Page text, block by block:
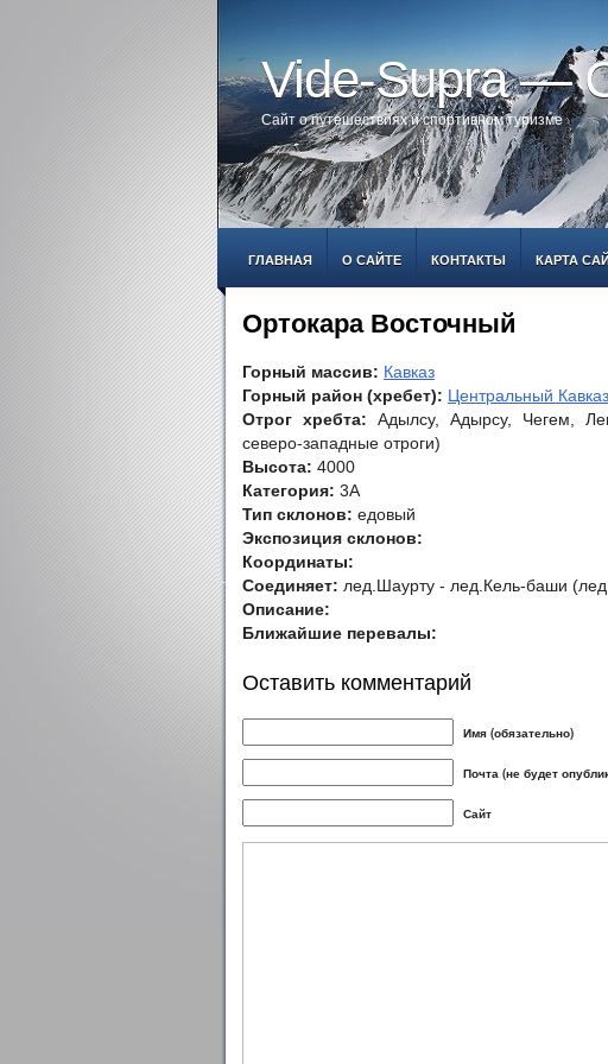
Vide-Supra —
Сайт о путешествиях и спортивном туризме
ГЛАВНАЯ О САЙТЕ КОНТАКТЫ КАРТА
Ортокара Восточный
Горный массив: Кавказ
Горный район (хребет): Центральный Кавказ
Отрог хребта: Адылсу, Адырсу, Чегем,
северо-западные отроги)
Высота: 4000
Категория: 3А
Тип склонов: едовый
Экспозиция склонов:
Координаты:
Соединяет: лед.Шаурту - лед.Кель-баши
Описание:
Ближайшие перевалы:
Оставить комментарий
Имя (обязательно)
Почта (не будет
Сайт